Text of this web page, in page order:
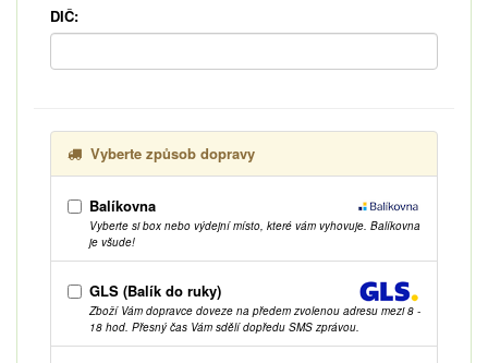
DIČ:
Vyberte způsob dopravy
Balíkovna
Vyberte si box nebo výdejní místo, které vám vyhovuje. Balíkovna
je všude!
GLS (Balík do ruky)
Zboží Vám dopravce doveze na předem zvolenou adresu mezi 8 -
18 hod. Přesný čas Vám sdělí dopředu SMS zprávou.